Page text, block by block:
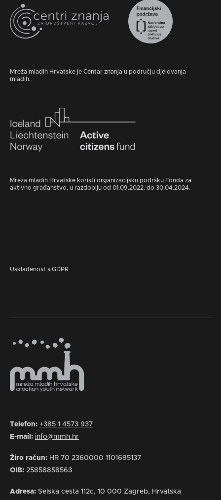
Mreža mladih Hrvatske je Centar znanja u području djelovanja
mladih.
Mreža mladih Hrvatske koristi organizacijsku podršku Fonda za
aktivno građanstvo, u razdoblju od 01.09.2022. do 30.04.2024.
Usklađenost s GDPR
Telefon: +385 1 4573 937
E-mail: info@mmh.hr
Žiro račun: HR 70 2360000 1101695137
OIB: 25858858563
Adresa: Selska cesta 112c, 10 000 Zagreb, Hrvatska